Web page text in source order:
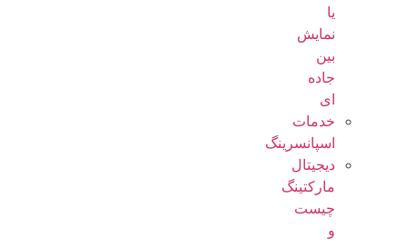
یا
نمایش
بین
جاده
ای
خدمات
اسپانسرینگ
دیجیتال
مارکتینگ
چیست
و